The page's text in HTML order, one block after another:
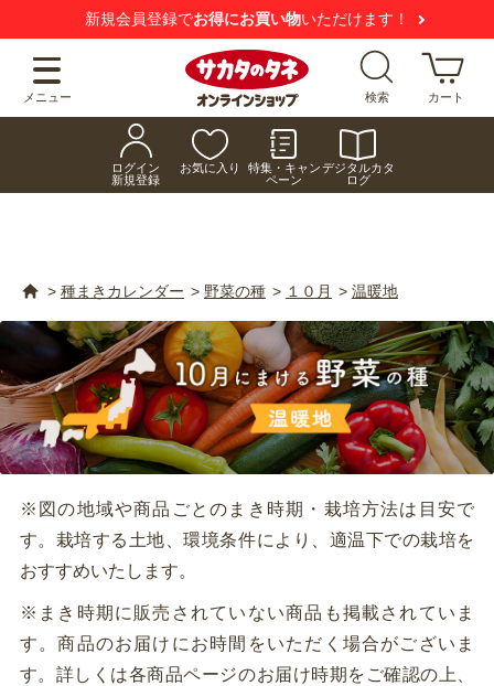
【注意喚起】悪質な偽サイトにご注意ください
メニュー 検索 カート
ログイン
新規登録
お気に入り
特集・キャン
ペーン
デジタルカタ
ログ
> 種まきカレンダー > 野菜の種 > １０月 > 温暖地
※図の地域や商品ごとのまき時期・栽培方法は目安で
す。栽培する土地、環境条件により、適温下での栽培を
おすすめいたします。
※まき時期に販売されていない商品も掲載されていま
す。商品のお届けにお時間をいただく場合がございま
す。詳しくは各商品ページのお届け時期をご確認の上、